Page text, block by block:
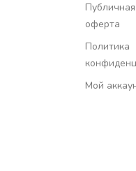
Публичная
оферта
Политика
Мой